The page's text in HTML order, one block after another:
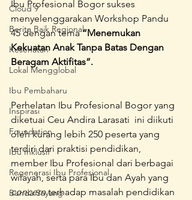
Cloud 9
Berita Baik Regional
Kesehatan
Lokal Mengglobal
Ibu Pembaharu
Inspirasi
Foundation
Ibu Inklusif
Regenerasi Ibu Profesional
Bunda Sayang
Ibu Profesional Bogor sukses
menyelenggarakan Workshop Pandu
45 dengan tema “Menemukan
Kekuatan Anak Tanpa Batas Dengan
Beragam Aktifitas”.
Perhelatan Ibu Profesional Bogor yang
diketuai Ceu Andira Larasati  ini diikuti
oleh kurang lebih 250 peserta yang
terdiri dari praktisi pendidikan,
member Ibu Profesional dari berbagai
wilayah, serta para Ibu dan Ayah yang
concern terhadap masalah pendidikan